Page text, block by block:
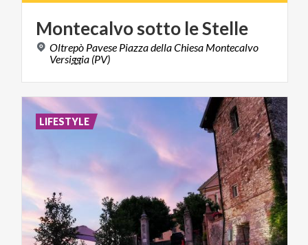
Montecalvosotto leStelle
Oltrepò Pavese Piazza della Chiesa Montecalvo
Versiggia (PV)
LIFESTYLE